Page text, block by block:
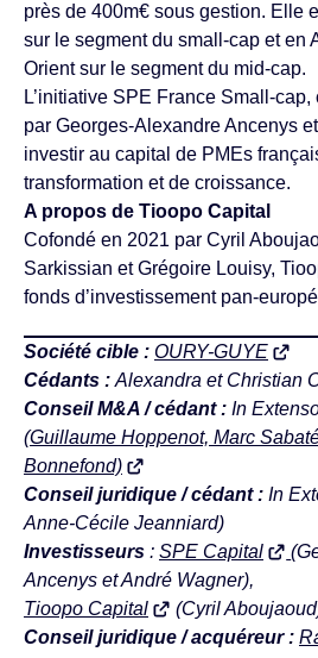
près de 400m€ sous gestion. Elle
sur le segment du small-cap et en
Orient sur le segment du mid-cap.
L’initiative SPE France Small-
par Georges-Alexandre Ancenys
investir au capital de PMEs
transformation et de croissance.
A propos de Tioopo Capital
Cofondé en 2021 par Cyril
Sarkissian et Grégoire Louisy,
fonds d’investissement pan-
Société cible : OURY-GUYE
Cédants : Alexandra et Christian
Conseil M&A / cédant : In
(Guillaume Hoppenot, Marc
Bonnefond)
Conseil juridique / cédant : In
Anne-Cécile Jeanniard)
Investisseurs : SPE Capital
Ancenys et André Wagner),
Tioopo Capital
(Cyril
Conseil juridique / acquéreur :